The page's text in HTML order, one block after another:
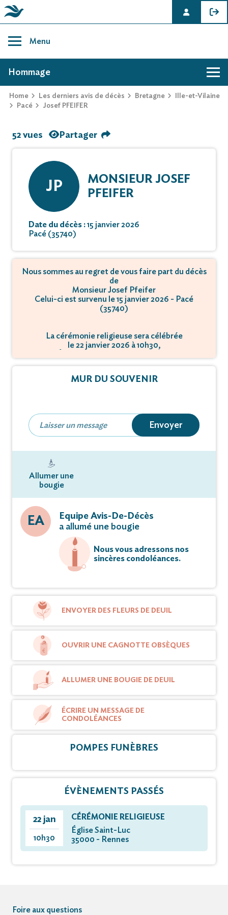
content
Menu
AVIS DE DÉCÈS DE JOSEF PFEIFER
Home Les derniers avis de décès Bretagne
Ille-et-Vilaine
Pacé
Josef PFEIFER
Hommage
52 vues Partager
JP
MONSIEUR JOSEF
PFEIFER
Date du décès :15 janvier 2026
Pacé (35740)
Nous sommes au regret de vous faire part du décès
de
Monsieur Josef Pfeifer
Celui-ci est survenu le 15 janvier 2026 - Pacé
(35740)
La cérémonie religieuse sera célébrée
le 22 janvier 2026 à 10h30,
MUR DU SOUVENIR
Envoyer
Allumer une
bougie
EA
Equipe Avis-De-Décès
a allumé une bougie
Nous vous adressons nos
sincères condoléances.
ENVOYER DES FLEURS DE DEUIL
OUVRIR UNE CAGNOTTE OBSÈQUES
ALLUMER UNE BOUGIE DE DEUIL
ÉCRIRE UN MESSAGE DE
CONDOLÉANCES
POMPES FUNÈBRES
ÉVÈNEMENTS PASSÉS
22 jan
10h30
CÉRÉMONIE RELIGIEUSE
Église Saint-Luc
35000 - Rennes
Foire aux questions